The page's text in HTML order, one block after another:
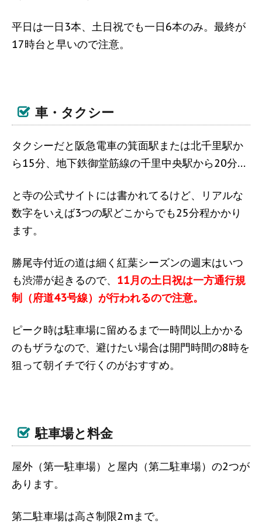
平日は一日3本、土日祝でも一日6本のみ。最終が
17時台と早いので注意。
車・タクシー
タクシーだと阪急電車の箕面駅または北千里駅か
ら15分、地下鉄御堂筋線の千里中央駅から20分…
と寺の公式サイトには書かれてるけど、リアルな
数字をいえば3つの駅どこからでも25分程かかり
ます。
勝尾寺付近の道は細く紅葉シーズンの週末はいつ
も渋滞が起きるので、 11月の土日祝は一方通行規
制（府道43号線）が行われるので注意。
ピーク時は駐車場に留めるまで一時間以上かかる
のもザラなので、避けたい場合は開門時間の8時を
狙って朝イチで行くのがおすすめ。
駐車場と料金
屋外（第一駐車場）と屋内（第二駐車場）の2つが
あります。
第二駐車場は高さ制限2mまで。